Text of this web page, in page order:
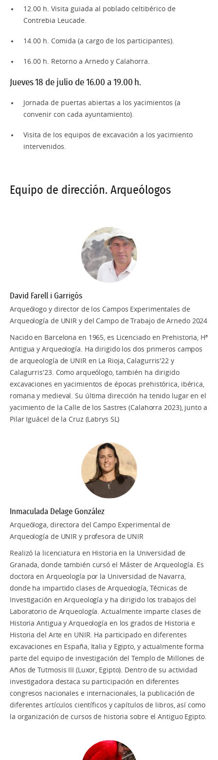
12.00 h. Visita guiada al poblado celtibérico de
Contrebia Leucade.
14.00 h. Comida (a cargo de los participantes).
16.00 h. Retorno a Arnedo y Calahorra.
Jueves 18 de julio de 16.00 a 19.00 h.
Jornada de puertas abiertas a los yacimientos (a
convenir con cada ayuntamiento).
Visita de los equipos de excavación a los yacimiento
intervenidos.
Equipo de dirección. Arqueólogos
David Farell i Garrigós
Arqueólogo y director de los Campos Experimentales de
Arqueología de UNIR y del Campo de Trabajo de Arnedo 2024
Nacido en Barcelona en 1965, es Licenciado en Prehistoria, Hª
Antigua y Arqueología. Ha dirigido los dos primeros campos
de arqueología de UNIR en La Rioja, Calagurris'22 y
Calagurris'23. Como arqueólogo, también ha dirigido
excavaciones en yacimientos de épocas prehistórica, ibérica,
romana y medieval. Su última dirección ha tenido lugar en el
yacimiento de la Calle de los Sastres (Calahorra 2023), junto a
Pilar Iguácel de la Cruz (Labrys SL)
Inmaculada Delage González
Arqueóloga, directora del Campo Experimental de
Arqueología de UNIR y profesora de UNIR
Realizó la licenciatura en Historia en la Universidad de
Granada, donde también cursó el Máster de Arqueología. Es
doctora en Arqueología por la Universidad de Navarra,
donde ha impartido clases de Arqueología, Técnicas de
Investigación en Arqueología y ha dirigido los trabajos del
Laboratorio de Arqueología. Actualmente imparte clases de
Historia Antigua y Arqueología en los grados de Historia e
Historia del Arte en UNIR. Ha participado en diferentes
excavaciones en España, Italia y Egipto, y actualmente forma
parte del equipo de investigación del Templo de Millones de
Años de Tutmosis III (Luxor, Egipto). Dentro de su actividad
investigadora destaca su participación en diferentes
congresos nacionales e internacionales, la publicación de
diferentes artículos científicos y capítulos de libros, así como
la organización de cursos de historia sobre el Antiguo Egipto.